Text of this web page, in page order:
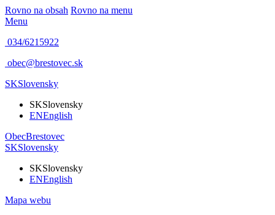
Rovno na obsah Rovno na menu
Menu
034/6215922
obec@brestovec.sk
SKSlovensky
SKSlovensky
ENEnglish
ObecBrestovec
SKSlovensky
SKSlovensky
ENEnglish
Mapa webu